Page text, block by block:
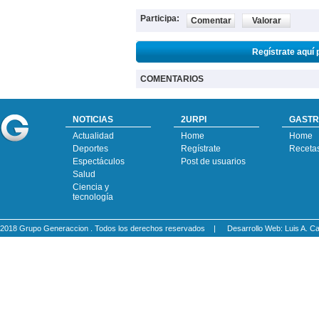
Participa: Comentar Valorar
Regístrate aquí
COMENTARIOS
NOTICIAS
Actualidad
Deportes
Espectáculos
Salud
Ciencia y
tecnología
2URPI
Home
Regístrate
Post de usuarios
Home
2018 Grupo Generaccion . Todos los derechos reservados | Desarrollo Web: Luis